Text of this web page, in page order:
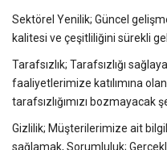
Sektörel Yenilik; Güncel
kalitesi ve çeşitliliğini sürekli
Tarafsızlık; Tarafsızlığı
faaliyetlerimize katılımına
tarafsızlığımızı bozmayacak
Gizlilik; Müşterilerimize ait
sağlamak, Sorumluluk;